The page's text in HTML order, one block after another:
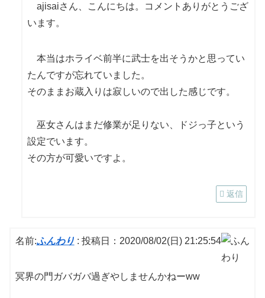
ajisaiさん、こんにちは。コメントありがとうござ
います。
本当はホライベ前半に武士を出そうかと思ってい
たんですが忘れていました。
そのままお蔵入りは寂しいので出した感じです。
巫女さんはまだ修業が足りない、ドジっ子という
設定でいます。
その方が可愛いですよ。
返信
名前:ふんわり : 投稿日：2020/08/02(日) 21:25:54
冥界の門ガバガバ過ぎやしませんかねーww